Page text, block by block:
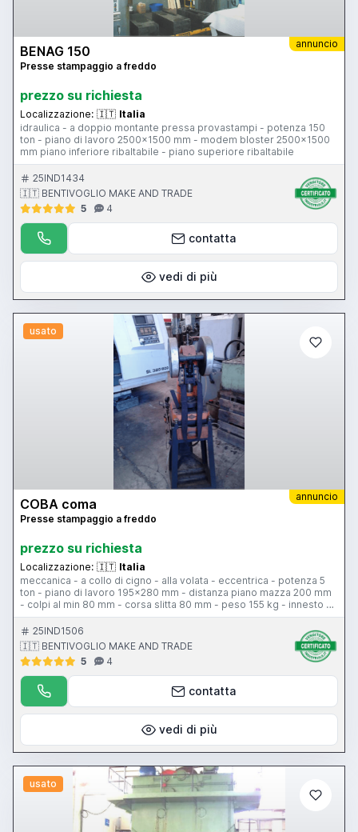
annuncio
BENAG 150
Presse stampaggio a freddo
prezzo su richiesta
Localizzazione: 🇮🇹 Italia
idraulica - a doppio montante pressa provastampi - potenza 150
ton - piano di lavoro 2500x1500 mm - modem bloster 2500x1500
mm piano inferiore ribaltabile - piano superiore ribaltabile
25IND1434
🇮🇹 BENTIVOGLIO MAKE AND TRADE
5
4
contatta
vedi di più
usato
annuncio
COBA coma
Presse stampaggio a freddo
prezzo su richiesta
Localizzazione: 🇮🇹 Italia
meccanica - a collo di cigno - alla volata - eccentrica - potenza 5
ton - piano di lavoro 195x280 mm - distanza piano mazza 200 mm
- colpi al min 80 mm - corsa slitta 80 mm - peso 155 kg - innesto ad
aria
25IND1506
🇮🇹 BENTIVOGLIO MAKE AND TRADE
5
4
contatta
vedi di più
usato